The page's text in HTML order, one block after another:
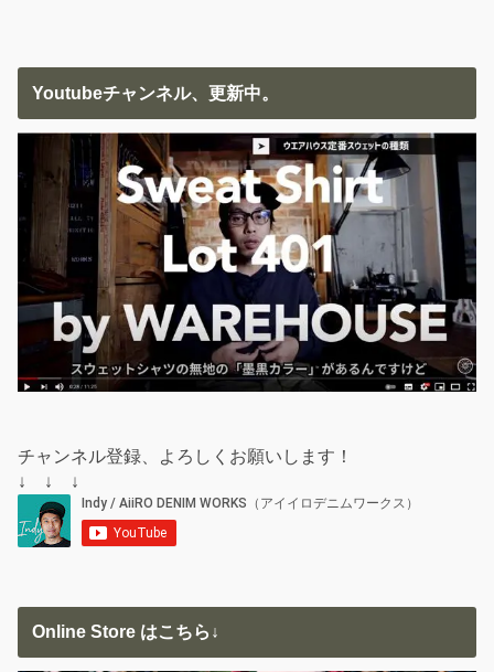
Youtubeチャンネル、更新中。
チャンネル登録、よろしくお願いします！
↓ ↓ ↓
Online Store はこちら↓